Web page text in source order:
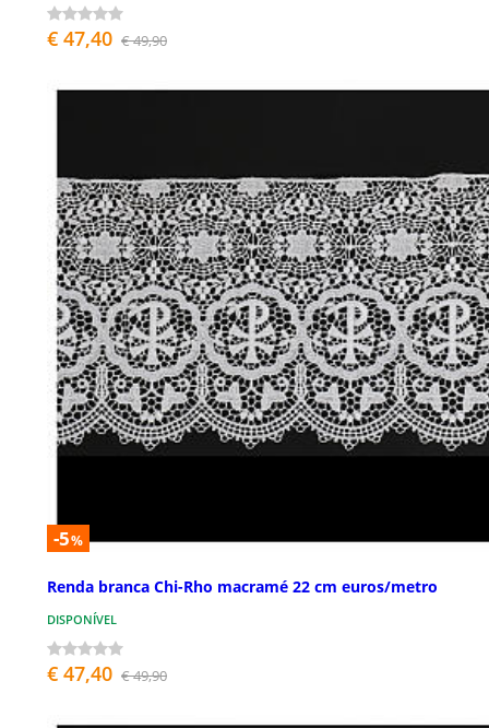
€ 47,40 € 49,90
-5%
Renda branca Chi-Rho macramé 22 cm euros/metro
DISPONÍVEL
€ 47,40 € 49,90